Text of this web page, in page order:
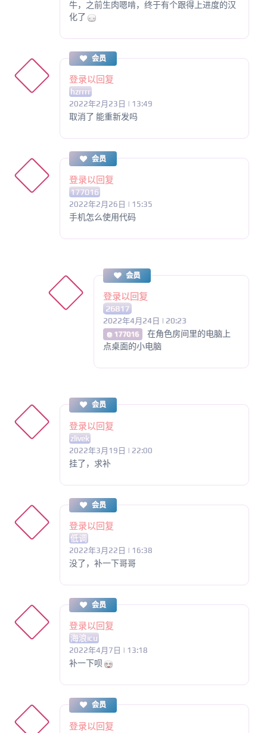
牛，之前生肉嗯啃，终于有个跟得上进度的汉
化了
会员
登录以回复
hzrrrr
2022年2月23日 | 13:49
取消了 能重新发吗
会员
登录以回复
177016
2022年2月26日 | 15:35
手机怎么使用代码
会员
登录以回复
26817
2022年4月24日 | 20:23
@ 177016
在角色房间里的电脑上
点桌面的小电脑
会员
登录以回复
zlivek
2022年3月19日 | 22:00
挂了，求补
会员
登录以回复
低调
2022年3月22日 | 16:38
没了，补一下哥哥
会员
登录以回复
海浪icu
2022年4月7日 | 13:18
补一下呗
会员
登录以回复